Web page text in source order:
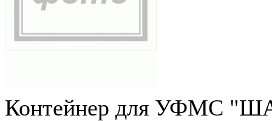
Контейнер для УФМС